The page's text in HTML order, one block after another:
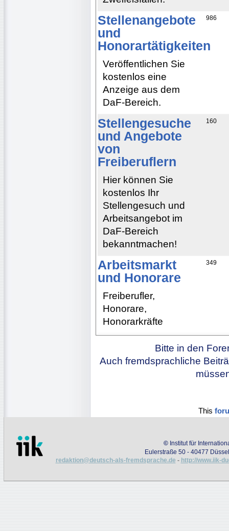
986
Stellenangebote
und
Honorartätigkeiten
Veröffentlichen Sie
kostenlos eine
Anzeige aus dem
DaF-Bereich.
160
Stellengesuche
und Angebote
von
Freiberuflern
Hier können Sie
kostenlos Ihr
Stellengesuch und
Arbeitsangebot im
DaF-Bereich
bekanntmachen!
349
Arbeitsmarkt
und Honorare
Freiberufler,
Honorare,
Honorarkräfte
Bitte in den
Auch fremdsprachliche
This
© Institut für
Eulerstraße 50 - 40477
redaktion@deutsch-als-fremdsprache.de - http://www.iik-